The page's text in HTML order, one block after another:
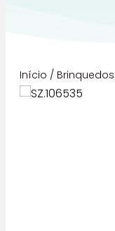
Início / Brinquedos